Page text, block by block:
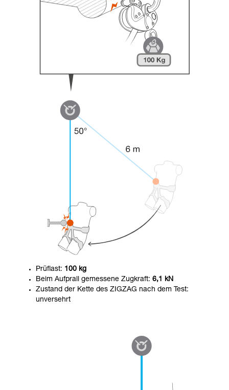
Prüflast: 100 kg
Beim Aufprall gemessene Zugkraft: 6,1 kN
Zustand der Kette des ZIGZAG nach dem Test:
unversehrt